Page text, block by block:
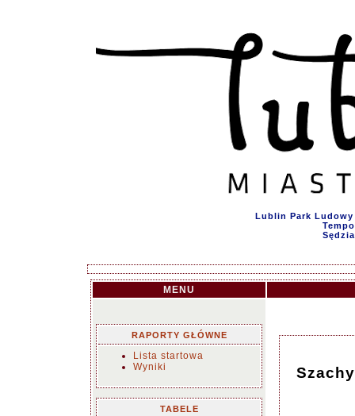
Lublin Park Ludowy
MENU
RAPORTY GŁÓWNE
Lista startowa
Wyniki
TABELE